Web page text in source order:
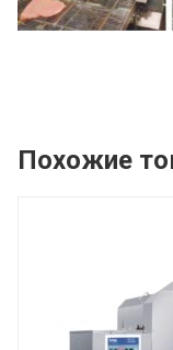
Похожие